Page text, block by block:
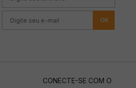
OK
CONECTE-SE COM O